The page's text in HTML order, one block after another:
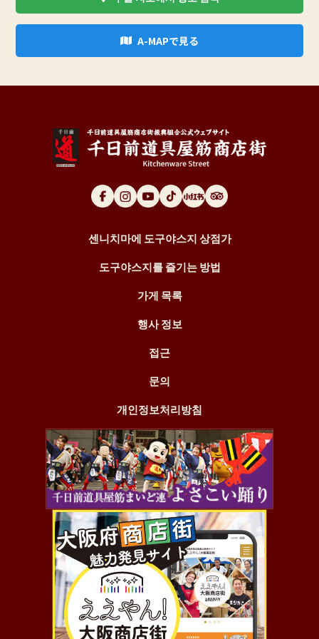
A-MAPで見る
센니치마에 도구야스지 상점가
도구야스지를 즐기는 방법
가게 목록
행사 정보
접근
문의
개인정보처리방침